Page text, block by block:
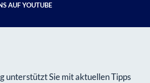
AUF YOUTUBE
unterstützt Sie mit aktuellen Tipps